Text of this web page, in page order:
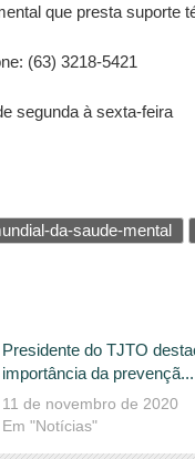
que presta suporte
(63) 3218-5421
segunda à sexta-feira
da-saude-mental
Presidente do TJTO
importância da prevençã...
11 de novembro de 2020
Em "Notícias"